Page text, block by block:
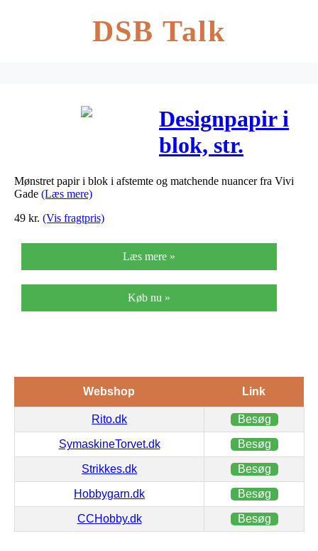
DSB Talk
Designpapir i
blok, str.
21×30 cm,
hvid, rosa,
24ark
Mønstret papir i blok i afstemte og matchende nuancer fra Vivi
Gade (Læs mere)
49 kr. (Vis fragtpris)
Læs mere »
Køb nu »
Webshop Link
Rito.dk Besøg
SymaskineTorvet.dk Besøg
Strikkes.dk Besøg
Hobbygarn.dk Besøg
CCHobby.dk Besøg